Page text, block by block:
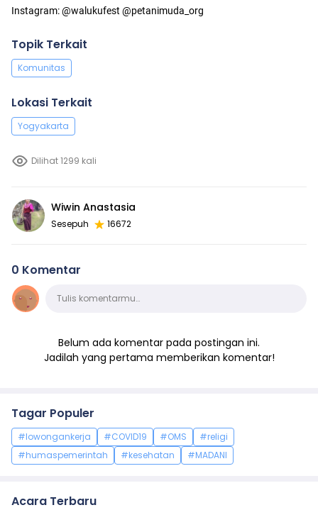
Instagram: @walukufest @petanimuda_org
Topik Terkait
Komunitas
Lokasi Terkait
Yogyakarta
Dilihat 1299 kali
Wiwin Anastasia
Sesepuh 16672
0 Komentar
KomentarTulis komentarmu…
Belum ada komentar pada postingan ini.
Jadilah yang pertama memberikan komentar!
Tagar Populer
#lowongankerja #COVID19 #OMS
#religi
#humaspemerintah
#kesehatan #MADANI
Acara Terbaru